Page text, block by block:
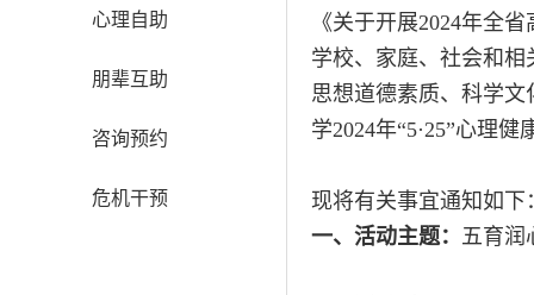
心理自助
朋辈互助
咨询预约
危机干预
《关于开展2024年全
学校、家庭、社会和
思想道德素质、科学
学2024年“5·25”心理
现将有关事宜通知如下
一、活动主题： 五育润